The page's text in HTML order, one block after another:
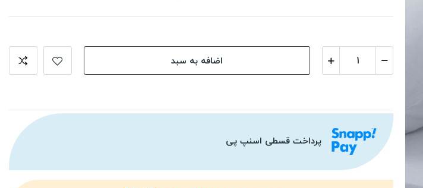
اضافه به سبد
پرداخت قسطی اسنپ پی